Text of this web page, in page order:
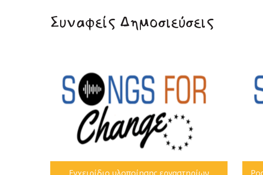
Συναφείς Δημοσιεύσεις